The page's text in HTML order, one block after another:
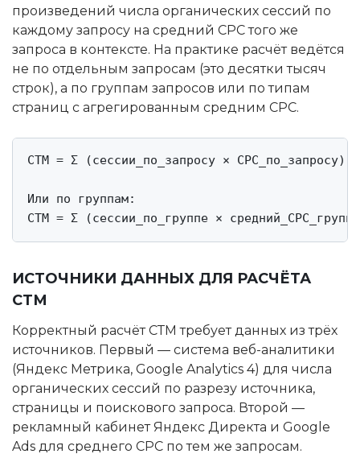
произведений числа органических сессий по
каждому запросу на средний CPC того же
запроса в контексте. На практике расчёт ведётся
не по отдельным запросам (это десятки тысяч
строк), а по группам запросов или по типам
страниц с агрегированным средним CPC.
СТМ = Σ (сессии_по_запросу × CPC_по_запросу)
Или по группам:
СТМ = Σ (сессии_по_группе ×
ИСТОЧНИКИ ДАННЫХ ДЛЯ РАСЧЁТА
СТМ
Корректный расчёт СТМ требует данных из трёх
источников. Первый — система веб-аналитики
(Яндекс Метрика, Google Analytics 4) для числа
органических сессий по разрезу источника,
страницы и поискового запроса. Второй —
рекламный кабинет Яндекс Директа и Google
Ads для среднего CPC по тем же запросам.